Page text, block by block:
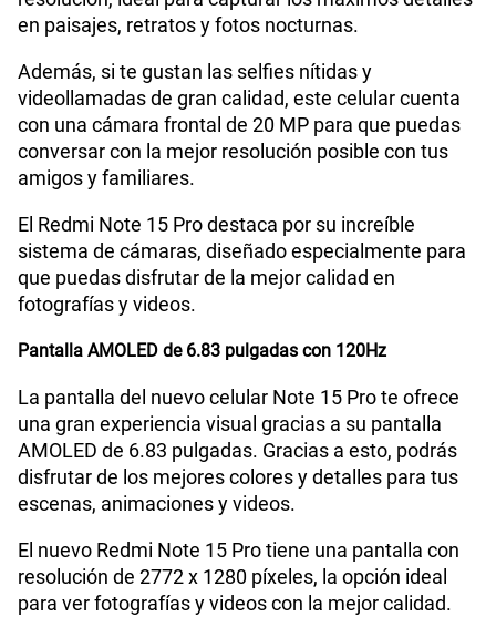
Capacidad Memoria Externa
Capacidad Memoria Interna 512 GB
Capacidad Memoria RAM 8+8
Reconocimiento Facial
Lector de Huella
Dimensión 163.61 x 78.09 x 7.78 mm
en paisajes, retratos y fotos nocturnas.
Además, si te gustan las selfies nítidas y
videollamadas de gran calidad, este celular cuenta
con una cámara frontal de 20 MP para que puedas
conversar con la mejor resolución posible con tus
amigos y familiares.
El Redmi Note 15 Pro destaca por su increíble
sistema de cámaras, diseñado especialmente para
que puedas disfrutar de la mejor calidad en
fotografías y videos.
Pantalla AMOLED de 6.83 pulgadas con 120Hz
La pantalla del nuevo celular Note 15 Pro te ofrece
una gran experiencia visual gracias a su pantalla
AMOLED de 6.83 pulgadas. Gracias a esto, podrás
disfrutar de los mejores colores y detalles para tus
escenas, animaciones y videos.
El nuevo Redmi Note 15 Pro tiene una pantalla con
resolución de 2772 x 1280 píxeles, la opción ideal
para ver fotografías y videos con la mejor calidad.